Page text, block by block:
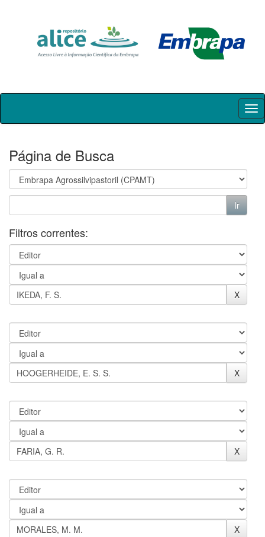
Skip
Página de Busca
Filtros correntes: